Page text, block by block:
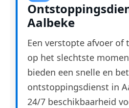
Aalbeke
Een verstopte afvoer
op het slechtste
bieden een snelle en
ontstoppingsdienst in
24/7 beschikbaarheid